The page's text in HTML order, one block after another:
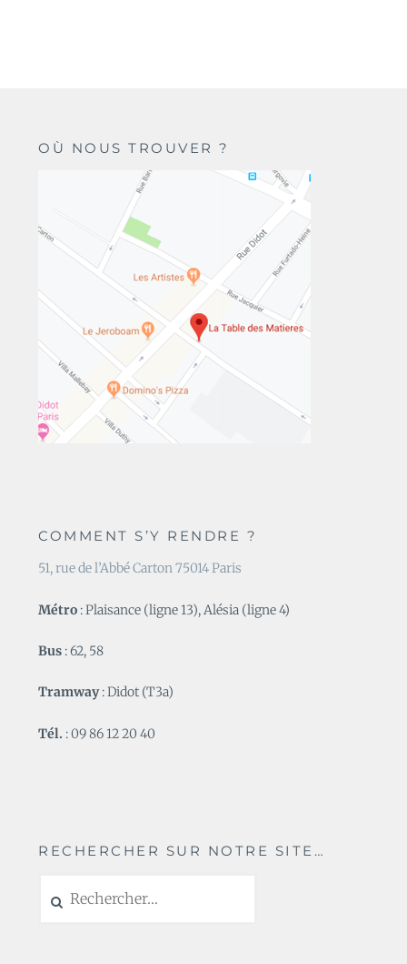
OÙ NOUS TROUVER ?
COMMENT S’Y RENDRE ?
51, rue de l’Abbé Carton 75014 Paris
Métro : Plaisance (ligne 13), Alésia (ligne 4)
Bus : 62, 58
Tramway: Didot (T3a)
Tél. : 09 86 12 20 40
RECHERCHER SUR NOTRE SITE…